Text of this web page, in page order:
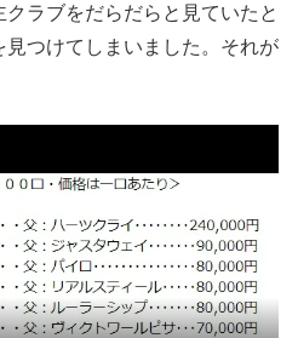
ラブをだらだらと見ていたと
つけてしまいました。それが